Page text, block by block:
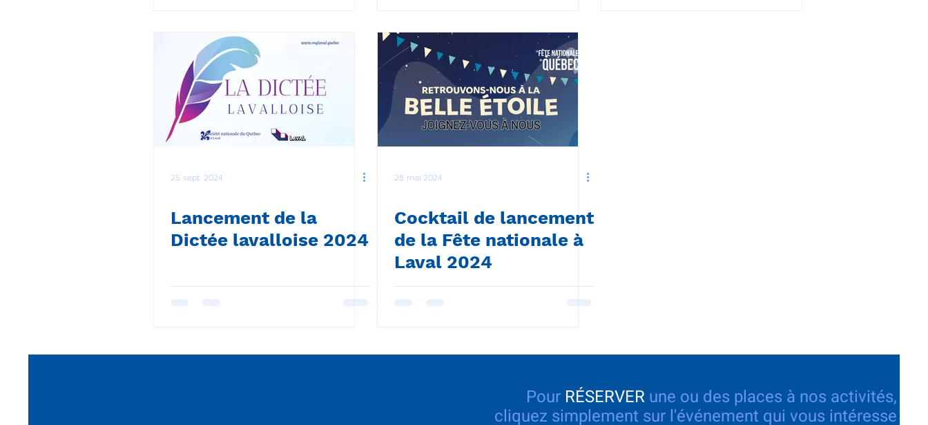
25 sept. 2024
Lancement de la
Dictée lavalloise 2024
28 mai 2024
Cocktail de lancement
de la Fête nationale à
Laval 2024
Pour RÉSERVER une ou des places à nos activités,
cliquez simplement sur l'événement qui vous intéresse